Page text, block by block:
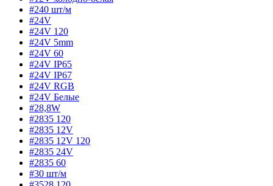
#240 шт/м
#24V
#24V 120
#24V 5mm
#24V 60
#24V IP65
#24V IP67
#24V RGB
#24V Белые
#28,8W
#2835 120
#2835 12V
#2835 12V 120
#2835 24V
#2835 60
#30 шт/м